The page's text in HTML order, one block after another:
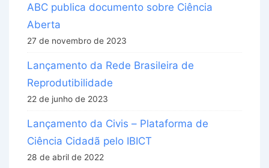
ABC publica documento sobre Ciência
Aberta
27 de novembro de 2023
Lançamento da Rede Brasileira de
Reprodutibilidade
22 de junho de 2023
Lançamento da Civis – Plataforma de
Ciência Cidadã pelo IBICT
28 de abril de 2022